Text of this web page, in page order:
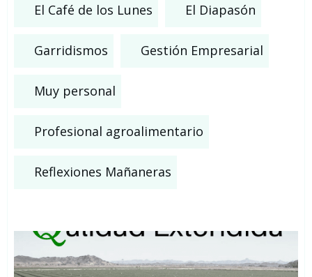
El Café de los Lunes El Diapasón
Garridismos Gestión Empresarial
Muy personal
Profesional agroalimentario
Reflexiones Mañaneras